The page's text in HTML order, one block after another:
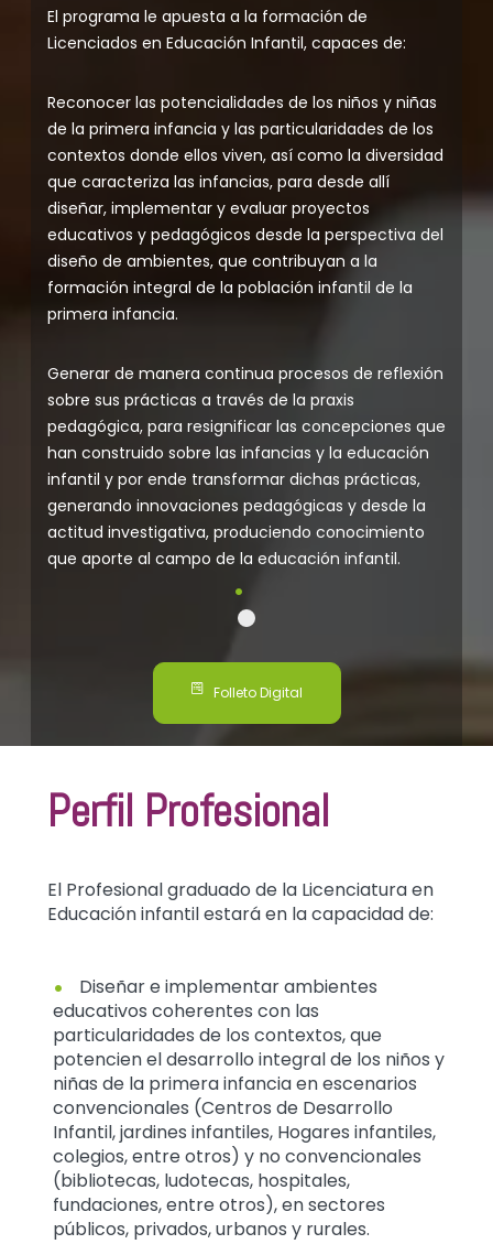
El programa le apuesta a la formación de
Licenciados en Educación Infantil, capaces de:
Reconocer las potencialidades de los niños y niñas
de la primera infancia y las particularidades de los
contextos donde ellos viven, así como la diversidad
que caracteriza las infancias, para desde allí
diseñar, implementar y evaluar proyectos
educativos y pedagógicos desde la perspectiva del
diseño de ambientes, que contribuyan a la
formación integral de la población infantil de la
primera infancia.
Generar de manera continua procesos de reflexión
sobre sus prácticas a través de la praxis
pedagógica, para resignificar las concepciones que
han construido sobre las infancias y la educación
infantil y por ende transformar dichas prácticas,
generando innovaciones pedagógicas y desde la
actitud investigativa, produciendo conocimiento
que aporte al campo de la educación infantil.
Folleto Digital
Perfil Profesional
El Profesional graduado de la Licenciatura en
Educación infantil estará en la capacidad de:
Diseñar e implementar ambientes
educativos coherentes con las
particularidades de los contextos, que
potencien el desarrollo integral de los niños y
niñas de la primera infancia en escenarios
convencionales (Centros de Desarrollo
Infantil, jardines infantiles, Hogares infantiles,
colegios, entre otros) y no convencionales
(bibliotecas, ludotecas, hospitales,
fundaciones, entre otros), en sectores
públicos, privados, urbanos y rurales.